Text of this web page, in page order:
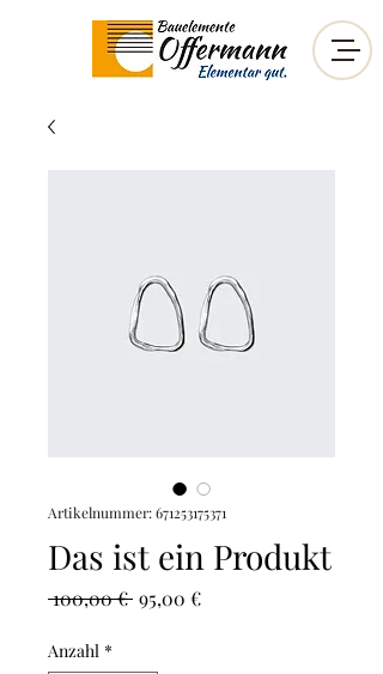
Artikelnummer: 671253175371
Das ist ein Produkt
100,00 € Standardpreis
95,00 €Sale-
Anzahl *